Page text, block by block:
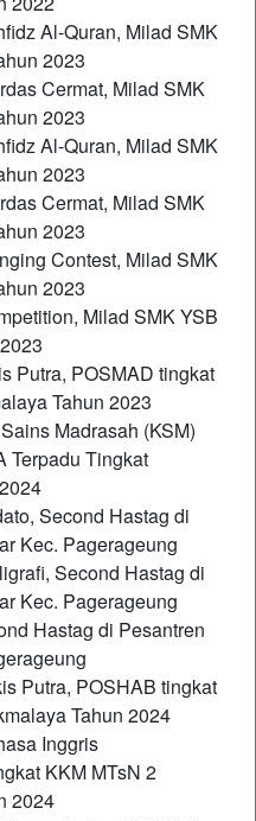
Al-Quran, Milad SMK
2023
Cermat, Milad SMK
2023
Al-Quran, Milad SMK
2023
Cermat, Milad SMK
2023
Contest, Milad SMK
2023
Milad SMK YSB
Putra, POSMAD tingkat
Tahun 2023
Madrasah (KSM)
Terpadu Tingkat
Second Hastag di
Kec. Pagerageung
Second Hastag di
Kec. Pagerageung
Hastag di Pesantren
Putra, POSHAB tingkat
Tahun 2024
Inggris
KKM MTsN 2
2024